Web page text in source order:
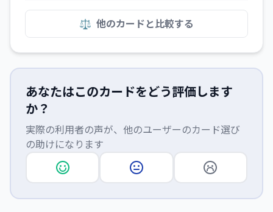
⚖️ 他のカードと比較する
あなたはこのカードをどう評価します
か？
実際の利用者の声が、他のユーザーのカード選び
の助けになります